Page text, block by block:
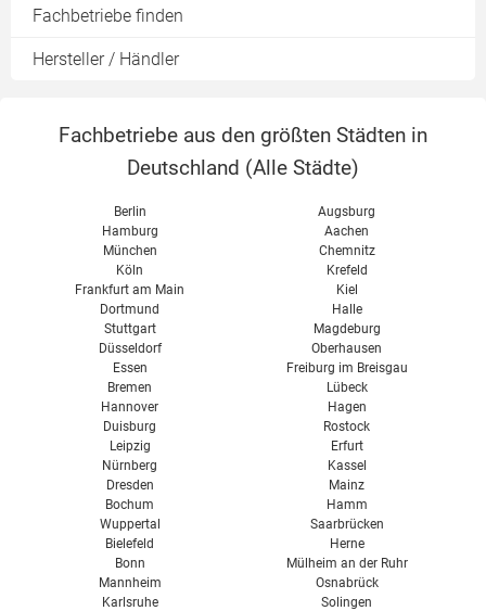
Fachbetriebe finden
Hersteller / Händler
Fachbetriebe aus den größten Städten in
Deutschland (Alle Städte)
Berlin
Hamburg
München
Köln
Frankfurt am Main
Dortmund
Stuttgart
Düsseldorf
Essen
Bremen
Hannover
Duisburg
Leipzig
Nürnberg
Dresden
Bochum
Wuppertal
Bielefeld
Bonn
Mannheim
Karlsruhe
Augsburg
Aachen
Chemnitz
Krefeld
Kiel
Halle
Magdeburg
Oberhausen
Freiburg im Breisgau
Lübeck
Hagen
Rostock
Erfurt
Kassel
Mainz
Hamm
Saarbrücken
Herne
Mülheim an der Ruhr
Osnabrück
Solingen